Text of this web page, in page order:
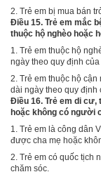
2. Trẻ em bị mua bán
Điều 15. Trẻ em mắc
thuộc hộ nghèo hoặc
1. Trẻ em thuộc hộ
ngày theo quy định
2. Trẻ em thuộc hộ
dài ngày theo quy định
Điều 16. Trẻ em di cư,
hoặc không có người
1. Trẻ em là công dân
được cha mẹ hoặc
2. Trẻ em có quốc tịch
chăm sóc.